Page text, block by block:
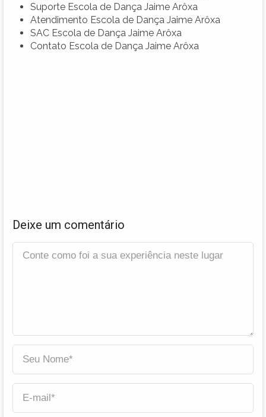
Suporte Escola de Dança Jaime Arôxa
Atendimento Escola de Dança Jaime Arôxa
SAC Escola de Dança Jaime Arôxa
Contato Escola de Dança Jaime Arôxa
Deixe um comentário